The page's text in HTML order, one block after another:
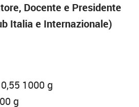
Docente e Presidente
Italia e Internazionale)
1000 g
g